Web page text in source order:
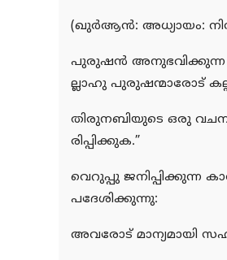
(ഖുര്‍ആന്‍: അധ്യായം:
പുരുഷന്‍ അനുഭവിക്കുന്ന
ല്ലാഹു പുരുഷന്മാരോട്
തിരുനബിയുടെ ഒരു
രിപ്പിക്കുക.”
വെറുപ്പു ജനിപ്പിക്കുന്ന
പദേശിക്കുന്നു:
അവരോട് മാന്യമായി